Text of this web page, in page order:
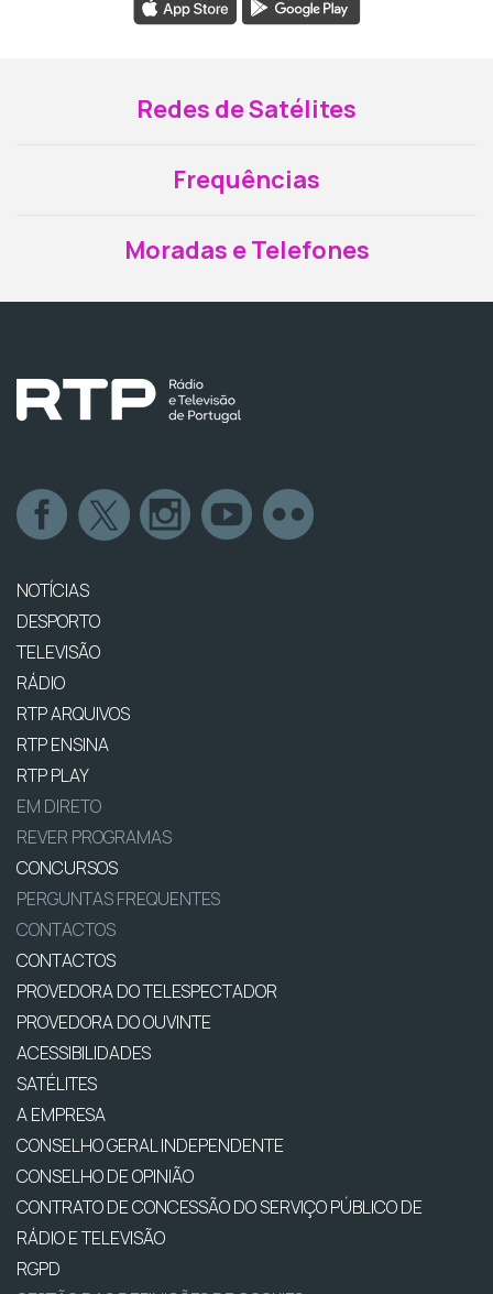
Redes de Satélites
Frequências
Moradas e Telefones
NOTÍCIAS
DESPORTO
TELEVISÃO
RÁDIO
RTP ARQUIVOS
RTP ENSINA
RTP PLAY
EM DIRETO
REVER PROGRAMAS
CONCURSOS
PERGUNTAS FREQUENTES
CONTACTOS
CONTACTOS
PROVEDORA DO TELESPECTADOR
PROVEDORA DO OUVINTE
ACESSIBILIDADES
SATÉLITES
A EMPRESA
CONSELHO GERAL INDEPENDENTE
CONSELHO DE OPINIÃO
CONTRATO DE CONCESSÃO DO SERVIÇO PÚBLICO DE
RÁDIO E TELEVISÃO
RGPD